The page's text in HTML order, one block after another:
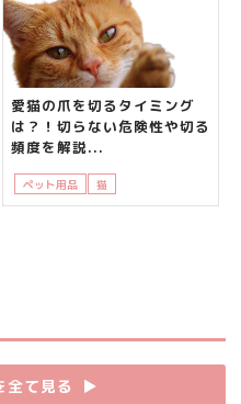
愛猫の爪を切るタイミング
は？！切らない危険性や切る
頻度を解説...
ペット用品 猫
全て見る ▶︎